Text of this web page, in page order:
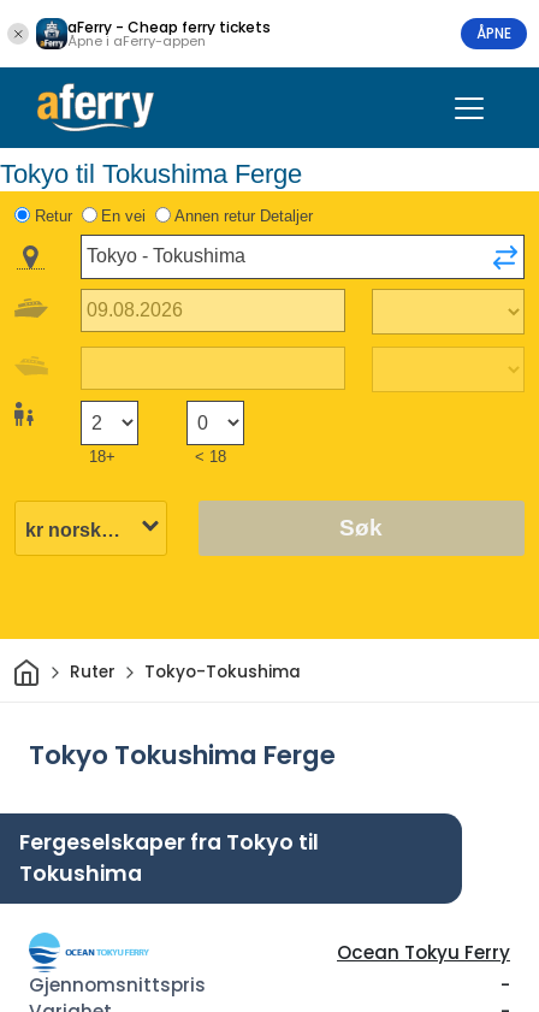
aFerry - Cheap ferry tickets
Åpne i aFerry-appen ÅPNE
Tokyo til Tokushima Ferge
Retur En vei Annen retur Detaljer
18+ < 18
Søk
HjemRuter Tokyo-Tokushima
Tokyo Tokushima Ferge
Fergeselskaper fra Tokyo til
Tokushima
Ocean Tokyu Ferry
-